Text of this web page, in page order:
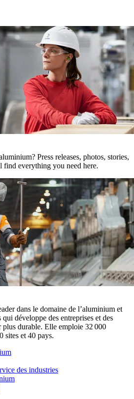
Press releases, photos, stories,
everything you need here.
dans le domaine de l’aluminium et
développe des entreprises et des
plus durable. Elle emploie 32 000
sites et 40 pays.
des industries